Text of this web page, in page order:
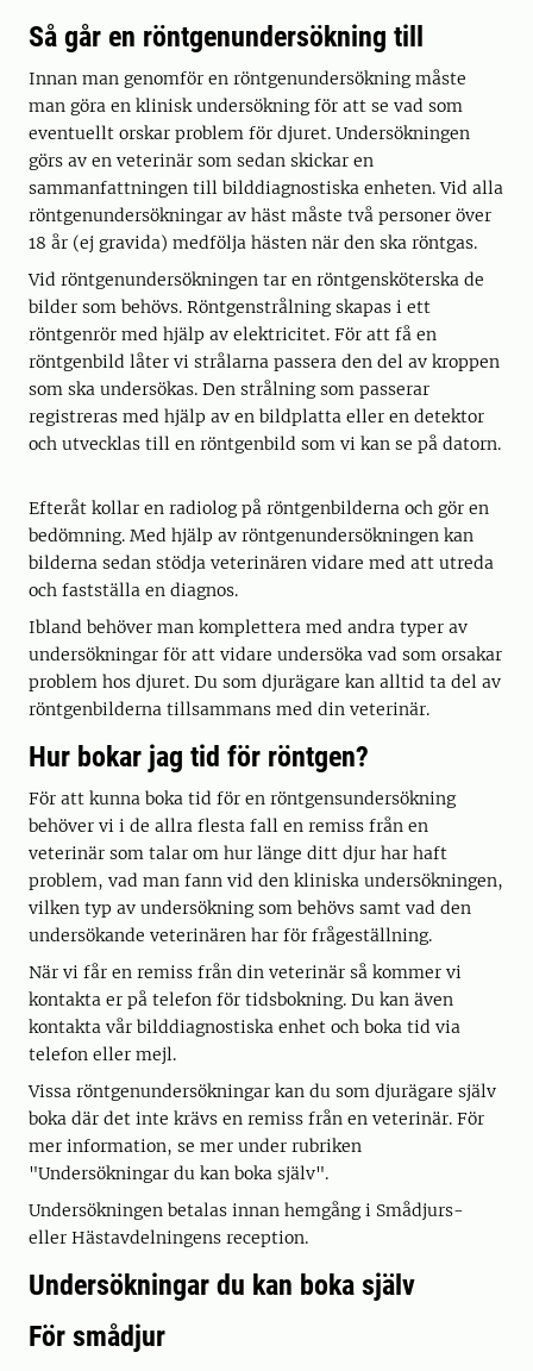
Så går en röntgenundersökning till
Innan man genomför en röntgenundersökning måste
man göra en klinisk undersökning för att se vad som
eventuellt orskar problem för djuret. Undersökningen
görs av en veterinär som sedan skickar en
sammanfattningen till bilddiagnostiska enheten. Vid alla
röntgenundersökningar av häst måste två personer över
18 år (ej gravida) medfölja hästen när den ska röntgas.
Vid röntgenundersökningen tar en röntgensköterska de
bilder som behövs. Röntgenstrålning skapas i ett
röntgenrör med hjälp av elektricitet. För att få en
röntgenbild låter vi strålarna passera den del av kroppen
som ska undersökas. Den strålning som passerar
registreras med hjälp av en bildplatta eller en detektor
och utvecklas till en röntgenbild som vi kan se på datorn.
Efteråt kollar en radiolog på röntgenbilderna och gör en
bedömning. Med hjälp av röntgenundersökningen kan
bilderna sedan stödja veterinären vidare med att utreda
och fastställa en diagnos.
Ibland behöver man komplettera med andra typer av
undersökningar för att vidare undersöka vad som orsakar
problem hos djuret. Du som djurägare kan alltid ta del av
röntgenbilderna tillsammans med din veterinär.
Hur bokar jag tid för röntgen?
För att kunna boka tid för en röntgensundersökning
behöver vi i de allra flesta fall en remiss från en
veterinär som talar om hur länge ditt djur har haft
problem, vad man fann vid den kliniska undersökningen,
vilken typ av undersökning som behövs samt vad den
undersökande veterinären har för frågeställning.
När vi får en remiss från din veterinär så kommer vi
kontakta er på telefon för tidsbokning. Du kan även
kontakta vår bilddiagnostiska enhet och boka tid via
telefon eller mejl.
Vissa röntgenundersökningar kan du som djurägare själv
boka där det inte krävs en remiss från en veterinär. För
mer information, se mer under rubriken
"Undersökningar du kan boka själv".
Undersökningen betalas innan hemgång i Smådjurs-
eller Hästavdelningens reception.
Undersökningar du kan boka själv
För smådjur